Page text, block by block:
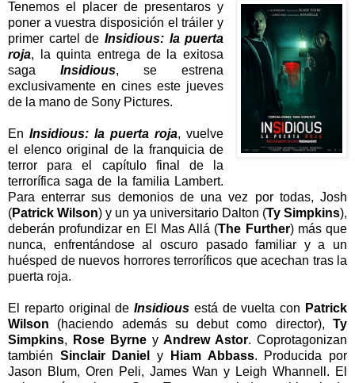
Tenemos el placer de presentaros y
poner a vuestra disposición el tráiler y
primer cartel de Insidious: la puerta
roja, la quinta entrega de la exitosa
sagaInsidious, se estrena
exclusivamente en cines este jueves
de la mano de Sony Pictures.
EnInsidious: la puerta roja, vuelve
el elenco original de la franquicia de
terror para el capítulo final de la
terrorífica saga de la familia Lambert.
Para enterrar sus demonios de una vez por todas, Josh
(Patrick Wilson) y un ya universitario Dalton (Ty Simpkins),
deberán profundizar en El Mas Allá (The Further) más que
nunca, enfrentándose al oscuro pasado familiar y a un
huésped de nuevos horrores terroríficos que acechan tras la
puerta roja.
El reparto original deInsidious está de vuelta con Patrick
Wilson (haciendo además su debut como director), Ty
Simpkins, Rose ByrneyAndrew Astor. Coprotagonizan
también Sinclair Daniel y Hiam Abbass. Producida por
Jason Blum, Oren Peli, James Wan y Leigh Whannell. El